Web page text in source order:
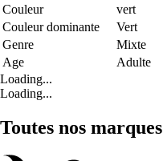
Couleur
vert
Couleur dominante
Vert
Genre
Mixte
Age
Adulte
Loading...
Loading...
Toutes nos marques